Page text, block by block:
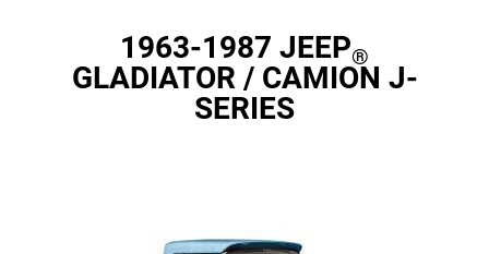
1963-1987 JEEP®
GLADIATOR / CAMION J-
SERIES